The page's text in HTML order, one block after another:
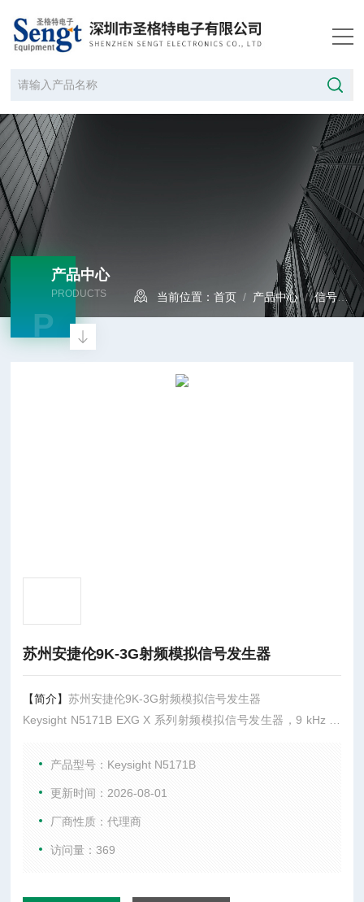
产品中心
PRODUCTS
P
当前位置：首页 / 产品中心/信号发生器
苏州安捷伦9K-3G射频模拟信号发生器
【简介】苏州安捷伦9K-3G射频模拟信号发生器
Keysight N5171B EXG X 系列射频模拟信号发生器，9 kHz 至
GHz 性能水平 ◆◆◆◇◇◇ 1 GHz 时的输出功率 -144 dBm 至 +
产品型号：Keysight N5171B
更新时间：2026-08-01
厂商性质：代理商
访问量：369